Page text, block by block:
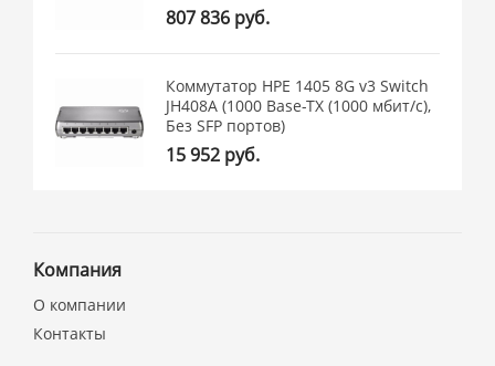
807 836 руб.
Коммутатор HPE 1405 8G v3 Switch
JH408A (1000 Base-TX (1000 мбит/с),
Без SFP портов)
15 952 руб.
Компания
О компании
Контакты